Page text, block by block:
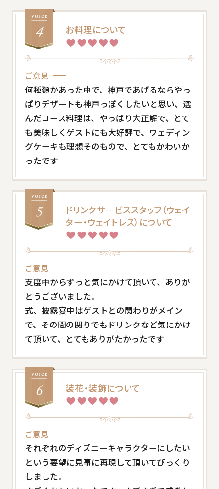
お料理について
ご意見
何種類かあった中で、神戸であげるならやっ
ぱりデザートも神戸っぽくしたいと思い、選
んだコース料理は、やっぱり大正解で、とて
も美味しくゲストにも大好評で、ウェディン
グケーキも理想そのもので、とてもかわいか
ったです
ドリンクサービススタッフ（ウェイ
ター・ウェイトレス）について
ご意見
支度中からずっと気にかけて頂いて、ありが
とうございました。
式、披露宴中はゲストとの関わりがメイン
で、その間の関りでもドリンクなど気にかけ
て頂いて、とてもありがたかったです
装花・装飾について
ご意見
それぞれのディズニーキャラクターにしたい
という要望に見事に再現して頂いてびっくり
しました。